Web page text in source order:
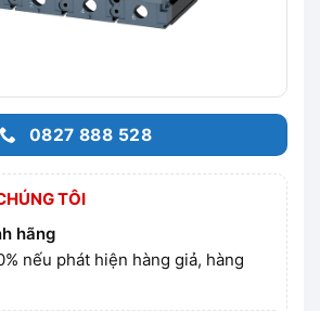
0827 888 528
TÔI
hãng
nếu phát hiện hàng giả, hàng